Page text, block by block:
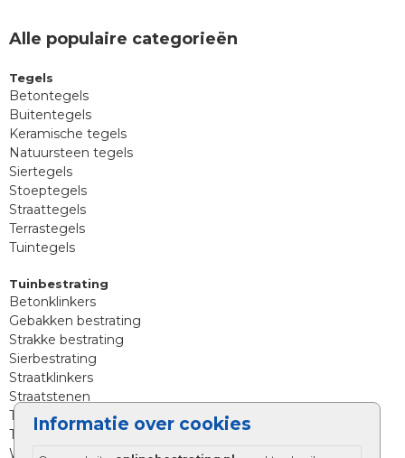
Informatie over cookies
Alle populaire categorieën
Tegels
Betontegels
Buitentegels
Keramische tegels
Natuursteen tegels
Siertegels
Stoeptegels
Straattegels
Terrastegels
Tuintegels
Tuinbestrating
Betonklinkers
Gebakken bestrating
Strakke bestrating
Sierbestrating
Straatklinkers
Straatstenen
Trommelstenen
Tuinstenen
Waalformaat